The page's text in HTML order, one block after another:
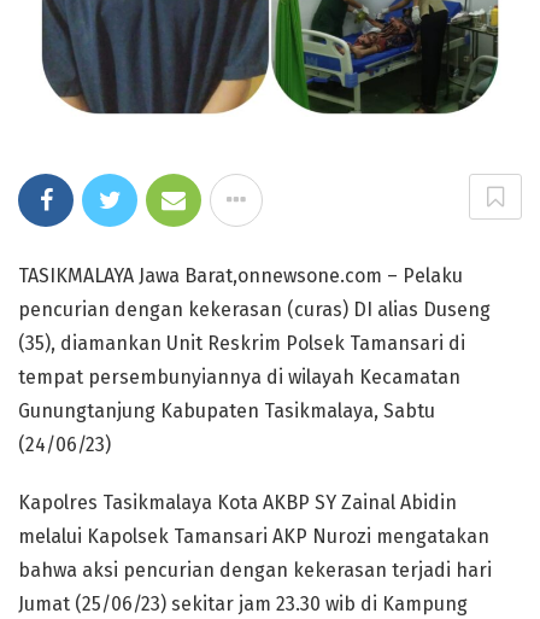
TASIKMALAYA Jawa Barat,onnewsone.com – Pelaku
pencurian dengan kekerasan (curas) DI alias Duseng
(35), diamankan Unit Reskrim Polsek Tamansari di
tempat persembunyiannya di wilayah Kecamatan
Gunungtanjung Kabupaten Tasikmalaya, Sabtu
(24/06/23)
Kapolres Tasikmalaya Kota AKBP SY Zainal Abidin
melalui Kapolsek Tamansari AKP Nurozi mengatakan
bahwa aksi pencurian dengan kekerasan terjadi hari
Jumat (25/06/23) sekitar jam 23.30 wib di Kampung